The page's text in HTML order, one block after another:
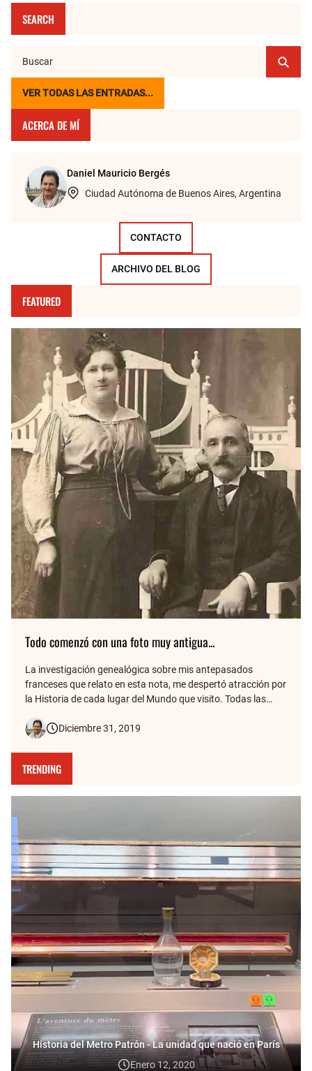
SEARCH
VER TODAS LAS ENTRADAS...
ACERCA DE MÍ
Daniel Mauricio Bergés
Ciudad Autónoma de Buenos Aires, Argentina
CONTACTO
ARCHIVO DEL BLOG
FEATURED
Todo comenzó con una foto muy antigua...
La investigación genealógica sobre mis antepasados
franceses que relato en esta nota, me despertó atracción por
la Historia de cada lugar del Mundo que visito. Todas las
trata este blog. Aquí cuento cómo la vieja foto de mis
Diciembre 31, 2019
TRENDING
Historia del Metro Patrón - La unidad que nació en París
Enero 12, 2020